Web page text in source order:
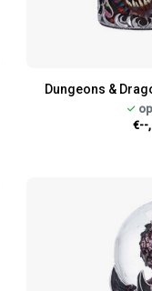
Dungeons &
€--